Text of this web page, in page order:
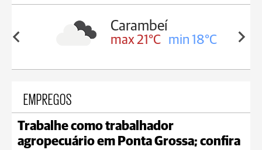
19°C
Carambeí
max 21°C min 18°C
EMPREGOS
Trabalhe como trabalhador
agropecuário em Ponta Grossa; confira